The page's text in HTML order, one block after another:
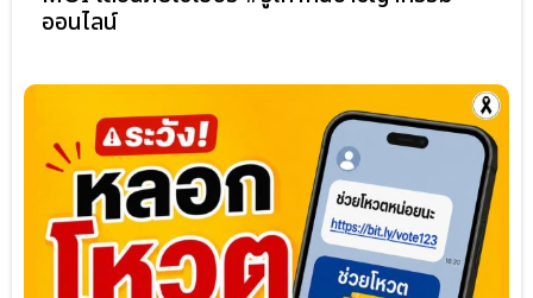
ออนไลน์